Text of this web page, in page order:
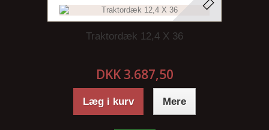
Traktordæk 12,4 X 36
DKK 3.687,50
Læg i kurv Mere